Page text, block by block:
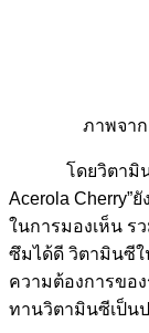
ภาพจาก
โดยวิตามินซีจา
Acerola
ในการมองเห็น ร
ซึมได้ดี วิตามินซีใ
ความต้องการขอ
ทานวิตามินซีเป็น